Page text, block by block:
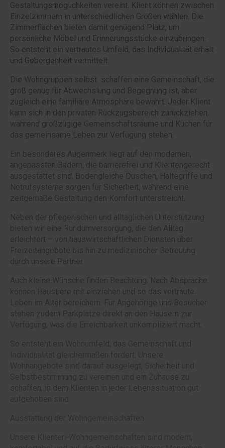
Gestaltungsmöglichkeiten vereint. Klient können zwischen
Einzelzimmern in unterschiedlichen Größen wählen. Die
Zimmerflächen bieten damit genügend Platz, um
persönliche Möbel und Erinnerungsstücke einzubringen.
So entsteht ein vertrautes Umfeld, das Individualität erhält
und Geborgenheit vermittelt.
Die Wohngruppen selbst schaffen eine Gemeinschaft, die
groß genug für Abwechslung und Begegnung ist, aber
zugleich eine familiäre Atmosphäre bewahrt. Jeder Klient
kann sich in den privaten Rückzugsbereich zurückziehen,
während großzügige Gemeinschaftsräume und Küchen für
das gemeinsame Leben zur Verfügung stehen.
Ein besonderes Augenmerk liegt auf den modernen,
angepassten Bädern, die barrierefrei und Klientengerecht
ausgestattet sind. Bodengleiche Duschen, Haltegriffe und